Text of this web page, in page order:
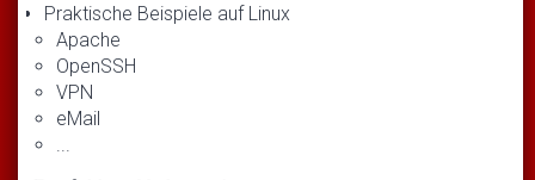
Praktische Beispiele auf Linux
Apache
OpenSSH
VPN
eMail
...